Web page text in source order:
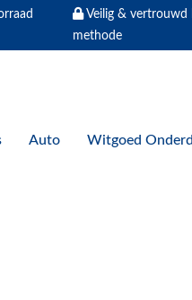
Veilig & vertrouwd
methode
Auto Witgoed